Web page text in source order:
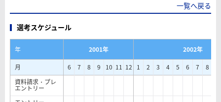
一覧へ戻る
選考スケジュール
年 2001年
2002年
月
6 7 8 9 10 11 12 1 2 3 4 5 6 7 8
資料請求・プレ
エントリー